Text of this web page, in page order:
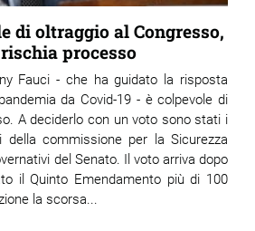
di oltraggio al Congresso,
processo
Fauci - che ha guidato la risposta
da Covid-19 - è colpevole di
A deciderlo con un voto sono stati i
della commissione per la Sicurezza
del Senato. Il voto arriva dopo
il Quinto Emendamento più di 100
la scorsa...